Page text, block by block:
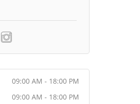
09:00 AM - 18:00 PM
09:00 AM - 18:00 PM